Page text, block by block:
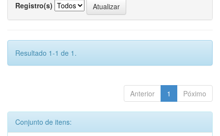
Registro(s)
Resultado 1-1 de 1.
Anterior 1 Póximo
Conjunto de itens: